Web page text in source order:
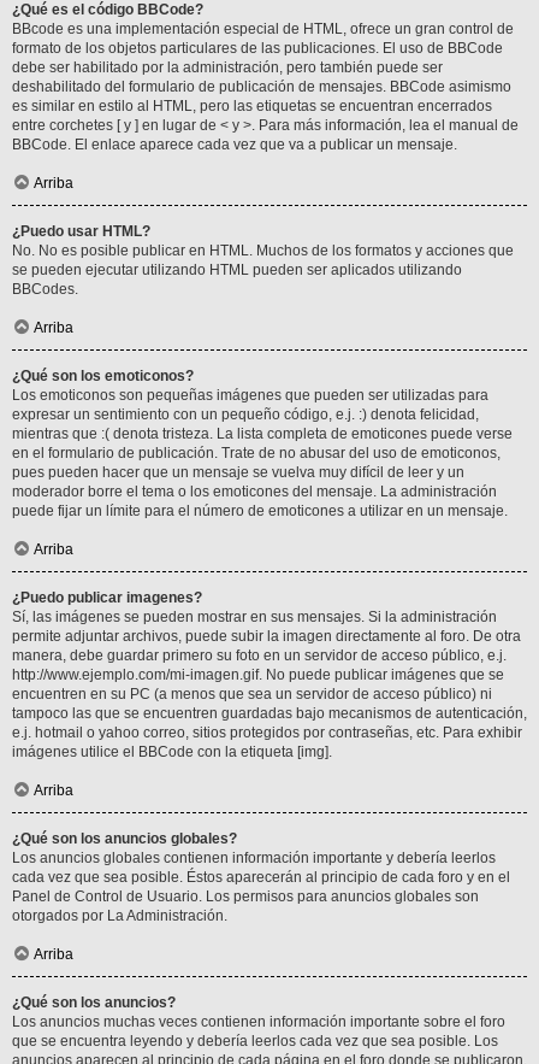
¿Qué es el código BBCode?
BBcode es una implementación especial de HTML, ofrece un gran control de
formato de los objetos particulares de las publicaciones. El uso de BBCode
debe ser habilitado por la administración, pero también puede ser
deshabilitado del formulario de publicación de mensajes. BBCode asimismo
es similar en estilo al HTML, pero las etiquetas se encuentran encerrados
entre corchetes [ y ] en lugar de < y >. Para más información, lea el manual de
BBCode. El enlace aparece cada vez que va a publicar un mensaje.
Arriba
¿Puedo usar HTML?
No. No es posible publicar en HTML. Muchos de los formatos y acciones que
se pueden ejecutar utilizando HTML pueden ser aplicados utilizando
BBCodes.
Arriba
¿Qué son los emoticonos?
Los emoticonos son pequeñas imágenes que pueden ser utilizadas para
expresar un sentimiento con un pequeño código, e.j. :) denota felicidad,
mientras que :( denota tristeza. La lista completa de emoticones puede verse
en el formulario de publicación. Trate de no abusar del uso de emoticonos,
pues pueden hacer que un mensaje se vuelva muy difícil de leer y un
moderador borre el tema o los emoticones del mensaje. La administración
puede fijar un límite para el número de emoticones a utilizar en un mensaje.
Arriba
¿Puedo publicar imagenes?
Sí, las imágenes se pueden mostrar en sus mensajes. Si la administración
permite adjuntar archivos, puede subir la imagen directamente al foro. De otra
manera, debe guardar primero su foto en un servidor de acceso público, e.j.
http://www.ejemplo.com/mi-imagen.gif. No puede publicar imágenes que se
encuentren en su PC (a menos que sea un servidor de acceso público) ni
tampoco las que se encuentren guardadas bajo mecanismos de autenticación,
e.j. hotmail o yahoo correo, sitios protegidos por contraseñas, etc. Para exhibir
imágenes utilice el BBCode con la etiqueta [img].
Arriba
¿Qué son los anuncios globales?
Los anuncios globales contienen información importante y debería leerlos
cada vez que sea posible. Éstos aparecerán al principio de cada foro y en el
Panel de Control de Usuario. Los permisos para anuncios globales son
otorgados por La Administración.
Arriba
¿Qué son los anuncios?
Los anuncios muchas veces contienen información importante sobre el foro
que se encuentra leyendo y debería leerlos cada vez que sea posible. Los
anuncios aparecen al principio de cada página en el foro donde se publicaron.